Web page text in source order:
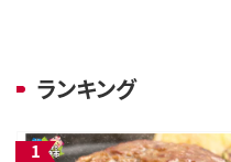
ランキング